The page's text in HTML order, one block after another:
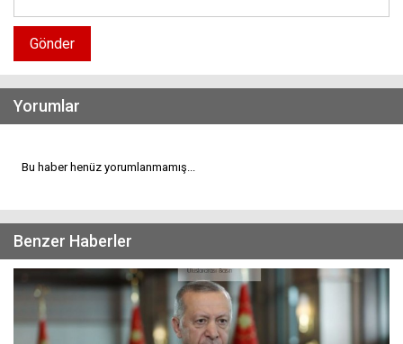
Gönder
Yorumlar
Bu haber henüz yorumlanmamış...
Benzer Haberler